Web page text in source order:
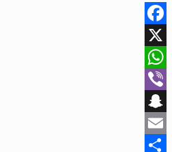
Facebook
X
WhatsApp
Viber
Snapchat
Email